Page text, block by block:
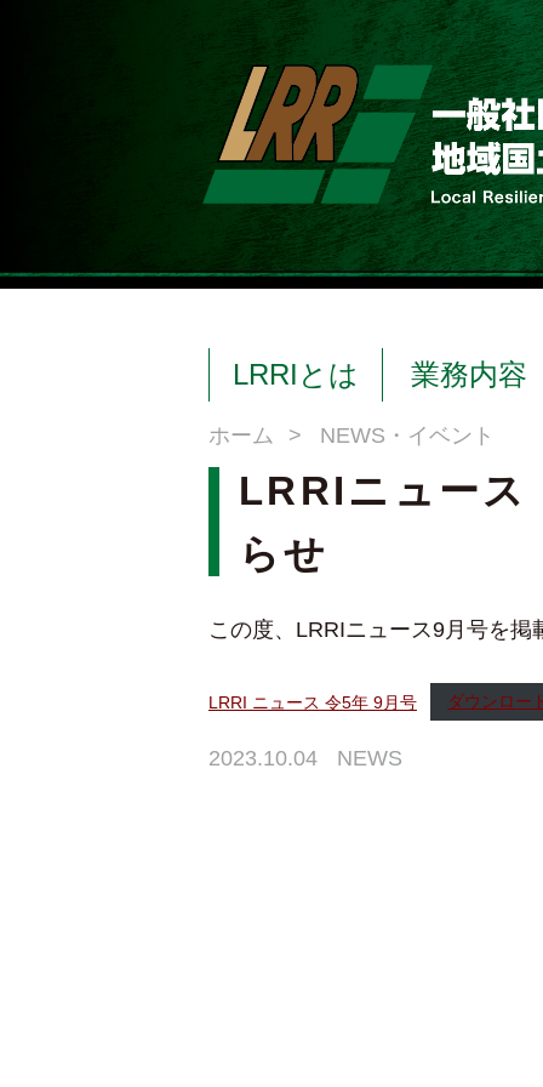
LRRIとは 業務内容
ホーム > NEWS・イベント
LRRIニュース
らせ
この度、LRRIニュース9月号を
LRRI ニュース 令5年 9月号 ダウンロー
2023.10.04 NEWS